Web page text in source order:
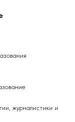
журналистики и